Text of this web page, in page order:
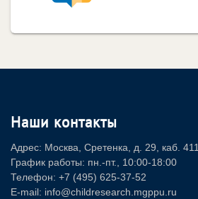
Наши контакты
Адрес: Москва, Сретенка, д. 29, каб. 411
График работы: пн.-пт., 10:00-18:00
Телефон: +7 (495) 625-37-52
E-mail: info@childresearch.mgppu.ru